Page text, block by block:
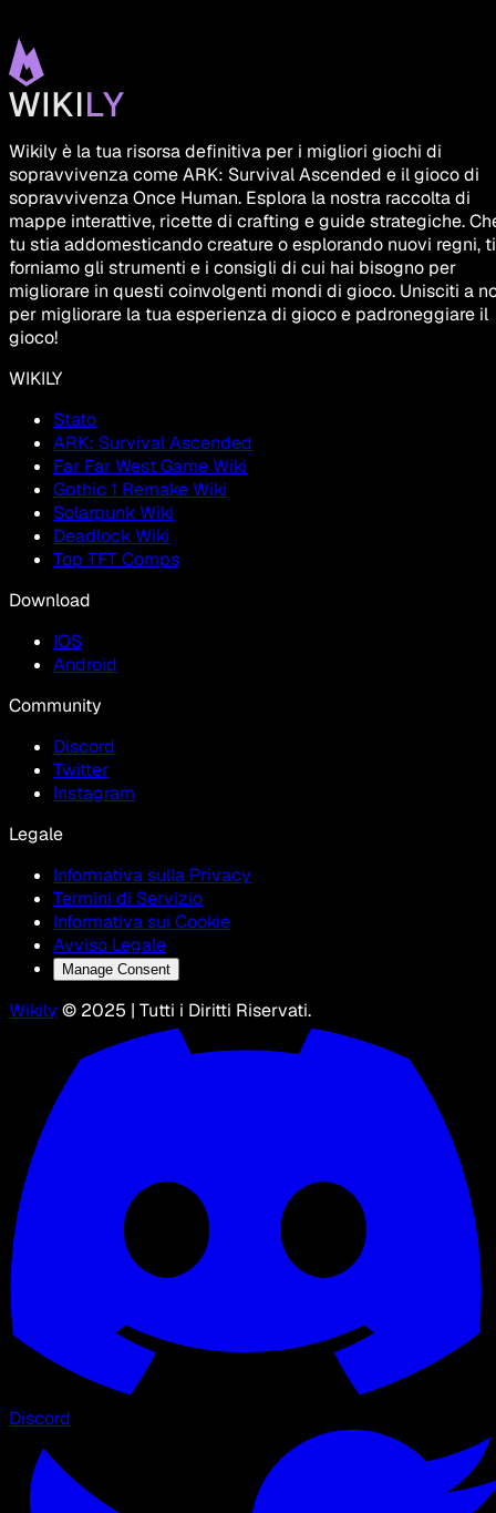
Wikily è la tua risorsa definitiva per i migliori giochi di
sopravvivenza come ARK: Survival Ascended e il gioco di
sopravvivenza Once Human. Esplora la nostra raccolta di
mappe interattive, ricette di crafting e guide strategiche.
tu stia addomesticando creature o esplorando nuovi regni, ti
forniamo gli strumenti e i consigli di cui hai bisogno per
migliorare in questi coinvolgenti mondi di gioco. Unisciti a
per migliorare la tua esperienza di gioco e padroneggiare il
gioco!
WIKILY
Stato
ARK: Survival Ascended
Far Far West Game Wiki
Gothic 1 Remake Wiki
Solarpunk Wiki
Deadlock Wiki
Top TFT Comps
Download
IOS
Android
Community
Discord
Twitter
Instagram
Legale
Informativa sulla Privacy
Termini di Servizio
Informativa sui Cookie
Avviso Legale
Manage Consent
Wikily © 2025 | Tutti i Diritti Riservati.
Discord